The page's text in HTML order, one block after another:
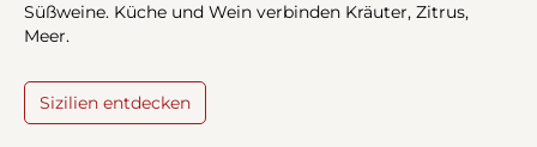
Süßweine. Küche und Wein verbinden Kräuter, Zitrus,
Meer.
Sizilien entdecken